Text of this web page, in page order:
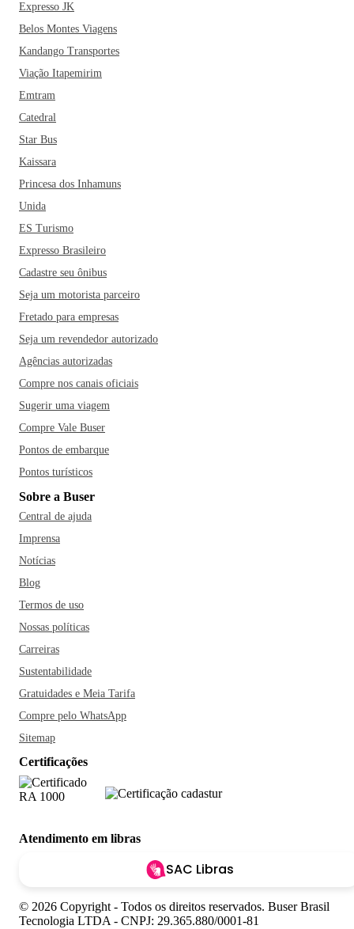
Expresso JK
Belos Montes Viagens
Kandango Transportes
Viação Itapemirim
Emtram
Catedral
Star Bus
Kaissara
Princesa dos Inhamuns
Unida
ES Turismo
Expresso Brasileiro
Cadastre seu ônibus
Seja um motorista parceiro
Fretado para empresas
Seja um revendedor autorizado
Agências autorizadas
Compre nos canais oficiais
Sugerir uma viagem
Compre Vale Buser
Pontos de embarque
Pontos turísticos
Sobre a Buser
Central de ajuda
Imprensa
Notícias
Blog
Termos de uso
Nossas políticas
Carreiras
Sustentabilidade
Gratuidades e Meia Tarifa
Compre pelo WhatsApp
Sitemap
Certificações
Atendimento em libras
SAC Libras
© 2026 Copyright - Todos os direitos reservados. Buser Brasil
Tecnologia LTDA - CNPJ: 29.365.880/0001-81